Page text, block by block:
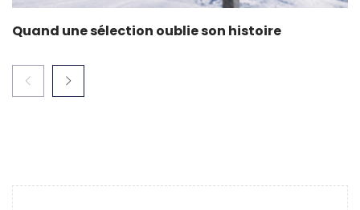
Quand une sélection oublie son histoire